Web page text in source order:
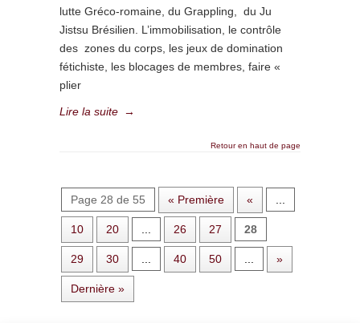
lutte Gréco-romaine, du Grappling, du Ju
Jistsu Brésilien. L’immobilisation, le contrôle
des zones du corps, les jeux de domination
fétichiste, les blocages de membres, faire «
plier
Lire la suite →
Retour en haut de page
Page 28 de 55 « Première «
10 20 26 27 28
29 30 40 50 »
Dernière »